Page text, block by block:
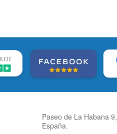
Paseo de La Habana
España.